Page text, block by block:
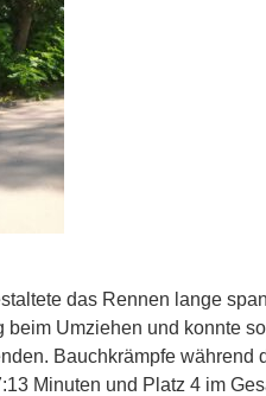
das Rennen lange
Umziehen und konnte
Bauchkrämpfe während
Minuten und Platz 4 im